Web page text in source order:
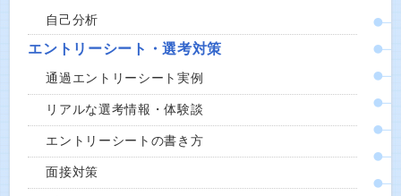
自己分析
エントリーシート・選考対策
通過エントリーシート実例
リアルな選考情報・体験談
エントリーシートの書き方
面接対策